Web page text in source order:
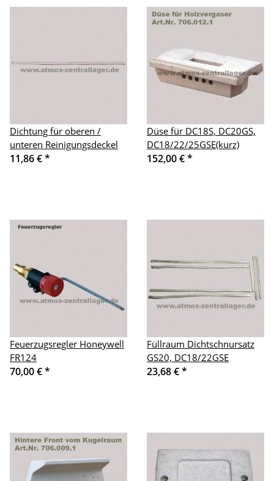
Dichtung für oberen /
unteren Reinigungsdeckel
11,86 €*
Düse für DC18S, DC20GS,
DC18/22/25GSE(kurz)
152,00 €*
Feuerzugsregler Honeywell
FR124
70,00 €*
Füllraum Dichtschnursatz
GS20, DC18/22GSE
23,68 €*